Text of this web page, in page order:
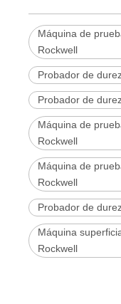
Máquina de
Rockwell
Probador de
Probador de
Máquina de
Rockwell
Máquina de
Rockwell
Probador de
Máquina
Rockwell